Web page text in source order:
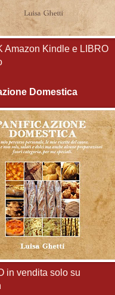
Amazon Kindle e LIBRO
Domestica
in vendita solo su